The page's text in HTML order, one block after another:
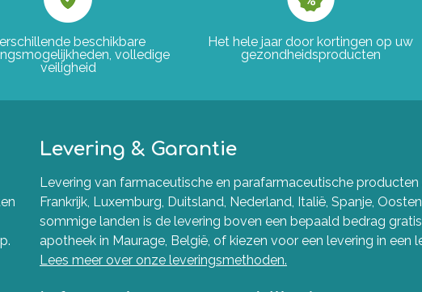
beschikbare
volledige
veiligheid
Het hele jaar door kortingen op uw
gezondheidsproducten
Levering & Garantie
Levering van farmaceutische en parafarmaceutische
Frankrijk, Luxemburg, Duitsland, Nederland, Italië, Spanje,
sommige landen is de levering boven een bepaald bedrag
apotheek in Maurage, België, of kiezen voor een levering in een
Lees meer over onze leveringsmethoden.